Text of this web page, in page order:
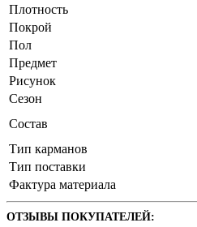
Плотность
Покрой
Пол
Предмет
Рисунок
Сезон
Состав
Тип карманов
Тип поставки
Фактура материала
ОТЗЫВЫ ПОКУПАТЕЛЕЙ: